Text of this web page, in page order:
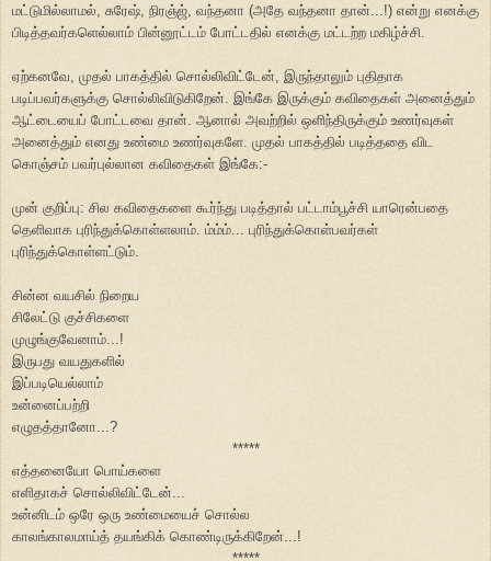
மட்டுமில்லாமல், சுரேஷ், நிரஞ்ஜ், வந்தனா (அதே வந்தனா தான்...!) என்று எனக்கு
பிடித்தவர்களெல்லாம் பின்னூட்டம் போட்டதில் எனக்கு மட்டற்ற மகிழ்ச்சி.
ஏற்கனவே, முதல் பாகத்தில் சொல்லிவிட்டேன், இருந்தாலும் புதிதாக
படிப்பவர்களுக்கு சொல்லிவிடுகிறேன். இங்கே இருக்கும் கவிதைகள் அனைத்தும்
ஆட்டையைப் போட்டவை தான். ஆனால் அவற்றில் ஒளிந்திருக்கும் உணர்வுகள்
அனைத்தும் எனது உண்மை உணர்வுகளே. முதல் பாகத்தில் படித்ததை விட
கொஞ்சம் பவர்புல்லான கவிதைகள் இங்கே:-
முன் குறிப்பு: சில கவிதைகளை கூர்ந்து படித்தால் பட்டாம்பூச்சி யாரென்பதை
தெளிவாக புரிந்துக்கொள்ளலாம். ம்ம்ம்... புரிந்துக்கொள்பவர்கள்
புரிந்துக்கொள்ளட்டும்.
சின்ன வயசில் நிறைய
சிலேட்டு குச்சிகளை
முழுங்குவேனாம்...!
இருபது வயதுகளில்
இப்படியெல்லாம்
உன்னைப்பற்றி
எழுதத்தானோ...?
*****
எத்தனையோ பொய்களை
எளிதாகச் சொல்லிவிட்டேன்...
உன்னிடம் ஒரே ஒரு உண்மையைச் சொல்ல
காலங்காலமாய்த் தயங்கிக் கொண்டிருக்கிறேன்...!